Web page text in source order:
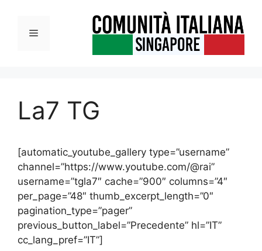
contenutoMenu
La7 TG
[automatic_youtube_gallery type=”username”
channel=”https://www.youtube.com/@rai”
username=”tgla7″ cache=”900″ columns=”4″
per_page=”48″ thumb_excerpt_length=”0″
pagination_type=”pager”
previous_button_label=”Precedente” hl=”IT”
cc_lang_pref=”IT”]